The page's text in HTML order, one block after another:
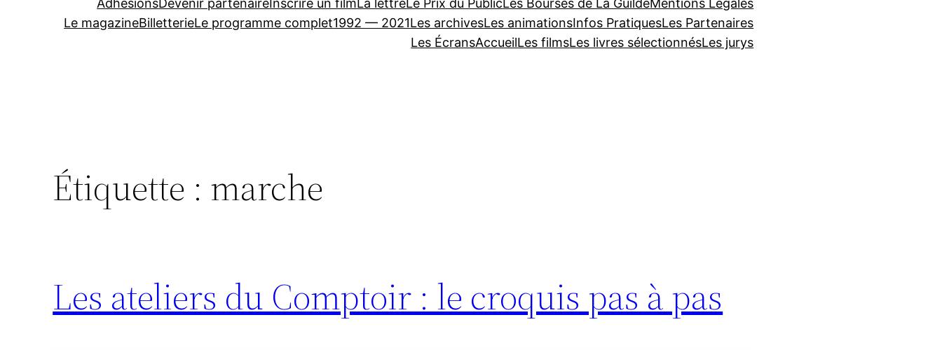
AdhésionsDevenir partenaire Inscrire un filmLa lettreLe Prix du PublicLes Bourses de La GuildeMentions Légales
Le magazineBilletterieLe programme complet1992 — 2021Les archivesLes animationsInfos PratiquesLes Partenaires
Les ÉcransAccueilLes filmsLes livres sélectionnésLes jurys
Étiquette : marche
Les ateliers du Comptoir : le croquis pas à pas